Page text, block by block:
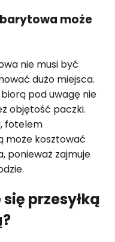
może
nie musi być
dużo miejsca.
pod uwagę nie
objętość paczki.
fotelem
może kosztować
ponieważ zajmuje
przesyłką